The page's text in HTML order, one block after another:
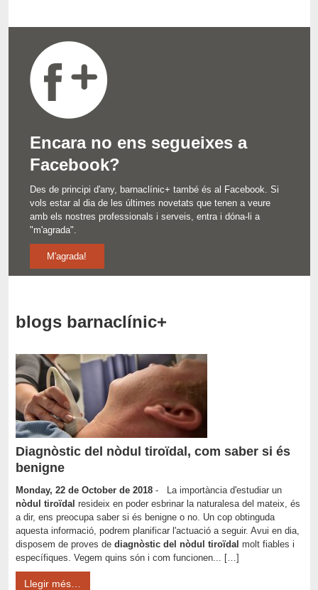
Encara no ens segueixes a
Facebook?
Des de principi d'any, barnaclínic+ també és al Facebook. Si
vols estar al dia de les últimes novetats que tenen a veure
amb els nostres professionals i serveis, entra i dóna-li a
"m'agrada".
M'agrada!
blogs barnaclínic+
Diagnòstic del nòdul tiroïdal, com saber si és
benigne
Monday, 22 de October de 2018- La importància d'estudiar un
nòdul tiroïdal resideix en poder esbrinar la naturalesa del mateix, és
a dir, ens preocupa saber si és benigne o no. Un cop obtinguda
aquesta informació, podrem planificar l'actuació a seguir. Avui en dia,
disposem de proves de diagnòstic del nòdul tiroïdal molt fiables i
específiques. Vegem quins són i com funcionen... […]
Llegir més…